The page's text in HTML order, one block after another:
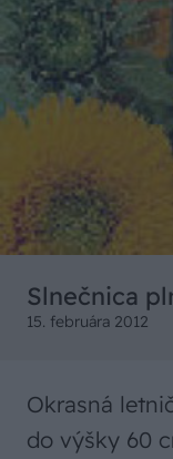
Slnečnica
15. februára 2012
Okrasná
do výšky 60